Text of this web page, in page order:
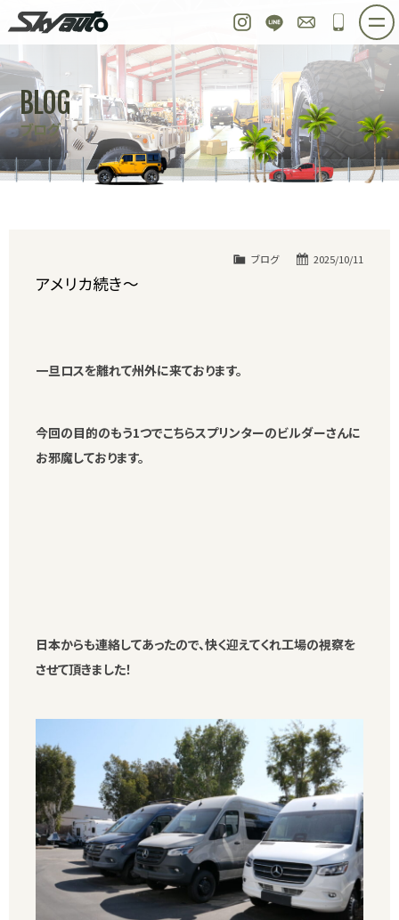
Instagram
LINE お問い合わせ
048-
ホーム 在庫車情報 ご購入プラン
整備作業実例 パーツ販売 買取＆オーダー
店舗紹介 工場紹介 会社概要
スタッフ紹介 求人情報 公式ブログ
BLOG
ブログ
2025/10/11
ブログ
アメリカ続き～
一旦ロスを離れて州外に来ております。
今回の目的のもう1つでこちらスプリンターのビルダーさんに
お邪魔しております。
日本からも連絡してあったので、快く迎えてくれ工場の視察を
させて頂きました！